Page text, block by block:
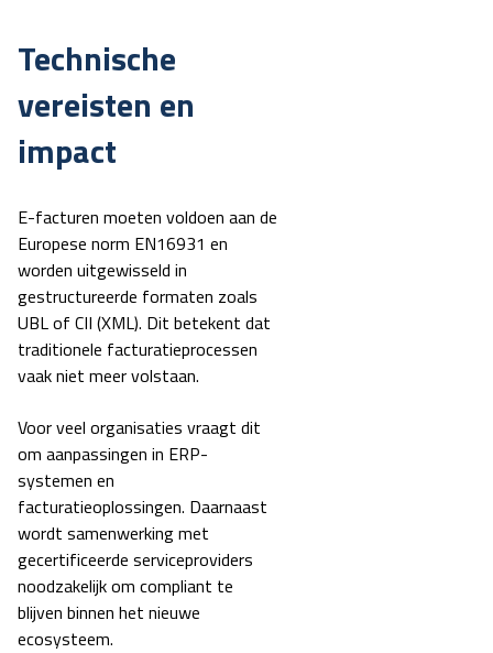
Technische
vereisten en
impact
E-facturen moeten voldoen aan de
Europese norm EN16931 en
worden uitgewisseld in
gestructureerde formaten zoals
UBL of CII (XML). Dit betekent dat
traditionele facturatieprocessen
vaak niet meer volstaan.
Voor veel organisaties vraagt dit
om aanpassingen in ERP-
systemen en
facturatieoplossingen. Daarnaast
wordt samenwerking met
gecertificeerde serviceproviders
noodzakelijk om compliant te
blijven binnen het nieuwe
ecosysteem.